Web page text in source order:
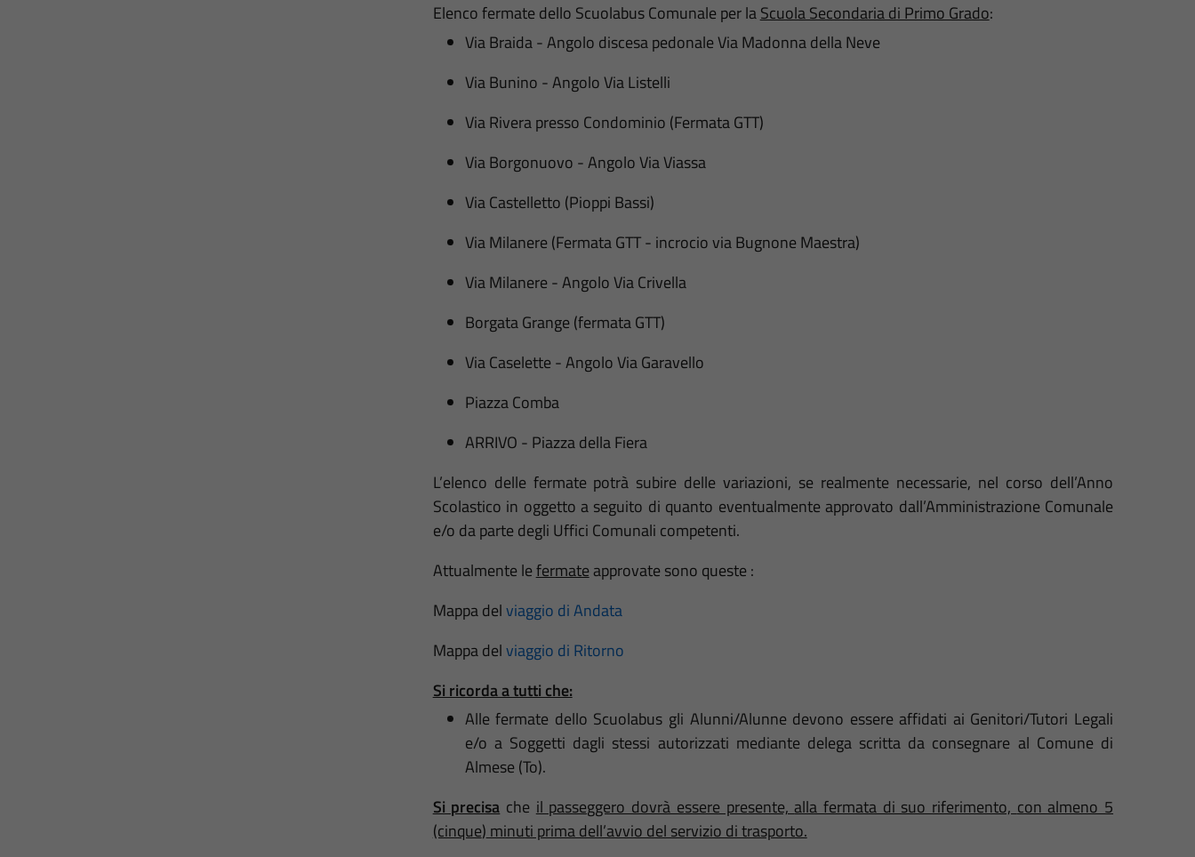
Elenco fermate dello Scuolabus Comunale per laScuola Secondaria di Primo Grado:
Via Braida - Angolo discesa pedonale Via Madonna della Neve
Via Bunino - Angolo Via Listelli
Via Rivera presso Condominio (Fermata GTT)
Via Borgonuovo - Angolo Via Viassa
Via Castelletto (Pioppi Bassi)
Via Milanere (Fermata GTT - incrocio via Bugnone Maestra)
Via Milanere - Angolo Via Crivella
Borgata Grange (fermata GTT)
Via Caselette - Angolo Via Garavello
Piazza Comba
ARRIVO - Piazza della Fiera
L’elenco delle fermate potrà subire delle variazioni, se realmente necessarie, nel corso dell’Anno
Scolastico in oggetto a seguito di quanto eventualmente approvato dall’Amministrazione Comunale
e/o da parte degli Uffici Comunali competenti.
Attualmente lefermate approvate sono queste :
Mappa delviaggio di Andata
Mappa delviaggio di Ritorno
Si ricorda a tutti che:
Alle fermate dello Scuolabus gli Alunni/Alunne devono essere affidati ai Genitori/Tutori Legali
e/o a Soggetti dagli stessi autorizzati mediante delega scritta da consegnare al Comune di
Almese (To).
Si precisa che il passeggero dovrà essere presente, alla fermata di suo riferimento, con almeno 5
(cinque) minuti prima dell’avvio del servizio di trasporto.